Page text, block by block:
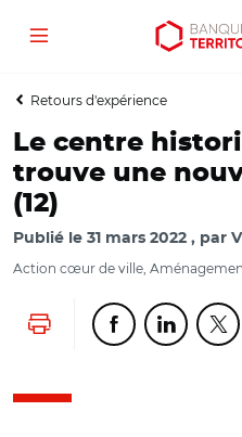
Aller
contenu
Aller
menu
Ouvrir
outils
Menu
Retours d'expérience
Le centre
trouve une
(12)
Publié le 31 mars 2022 par
Action cœur de ville,
Lancer l'impression
Partager cette
Partager